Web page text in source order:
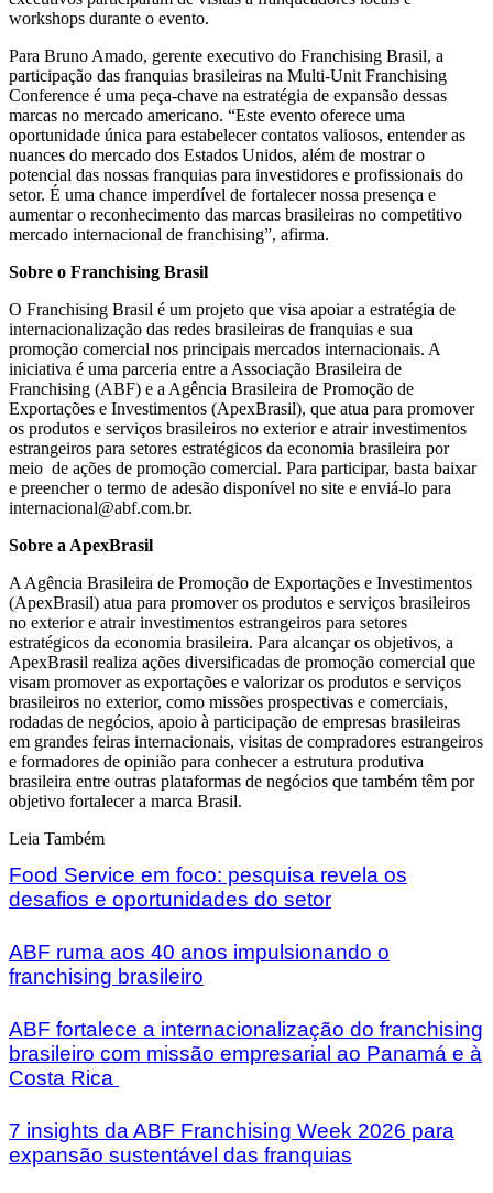
workshops durante o evento.
Para Bruno Amado, gerente executivo do Franchising Brasil, a
participação das franquias brasileiras na Multi-Unit Franchising
Conference é uma peça-chave na estratégia de expansão dessas
marcas no mercado americano. “Este evento oferece uma
oportunidade única para estabelecer contatos valiosos, entender as
nuances do mercado dos Estados Unidos, além de mostrar o
potencial das nossas franquias para investidores e profissionais do
setor. É uma chance imperdível de fortalecer nossa presença e
aumentar o reconhecimento das marcas brasileiras no competitivo
mercado internacional de franchising”, afirma.
Sobre o Franchising Brasil
O Franchising Brasil é um projeto que visa apoiar a estratégia de
internacionalização das redes brasileiras de franquias e sua
promoção comercial nos principais mercados internacionais. A
iniciativa é uma parceria entre a Associação Brasileira de
Franchising (ABF) e a Agência Brasileira de Promoção de
Exportações e Investimentos (ApexBrasil), que atua para promover
os produtos e serviços brasileiros no exterior e atrair investimentos
estrangeiros para setores estratégicos da economia brasileira por
meio de ações de promoção comercial. Para participar, basta baixar
e preencher o termo de adesão disponível no site e enviá-lo para
internacional@abf.com.br.
Sobre a ApexBrasil
A Agência Brasileira de Promoção de Exportações e Investimentos
(ApexBrasil) atua para promover os produtos e serviços brasileiros
no exterior e atrair investimentos estrangeiros para setores
estratégicos da economia brasileira. Para alcançar os objetivos, a
ApexBrasil realiza ações diversificadas de promoção comercial que
visam promover as exportações e valorizar os produtos e serviços
brasileiros no exterior, como missões prospectivas e comerciais,
rodadas de negócios, apoio à participação de empresas brasileiras
em grandes feiras internacionais, visitas de compradores estrangeiros
e formadores de opinião para conhecer a estrutura produtiva
brasileira entre outras plataformas de negócios que também têm por
objetivo fortalecer a marca Brasil.
Leia Também
Food Service em foco: pesquisa revela os
desafios e oportunidades do setor
ABF ruma aos 40 anos impulsionando o
franchising brasileiro
ABF fortalece a internacionalização do franchising
brasileiro com missão empresarial ao Panamá e à
Costa Rica
7 insights da ABF Franchising Week 2026 para
expansão sustentável das franquias